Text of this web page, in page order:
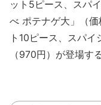
ット5ピース、スパ
べ ポテナゲ大」（
ト10ピース、スパイ
（970円）が登場する